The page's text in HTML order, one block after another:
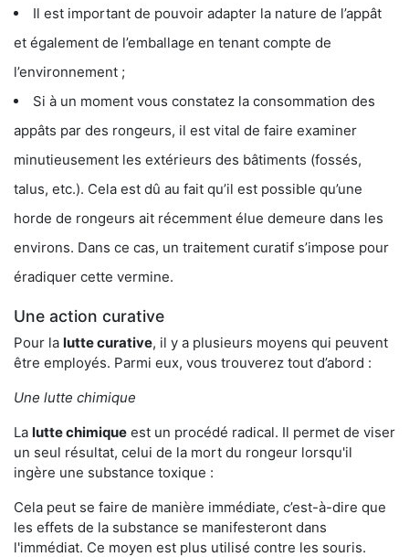
Il est important de pouvoir adapter la nature de l’appât
et également de l’emballage en tenant compte de
l’environnement ;
Si à un moment vous constatez la consommation des
appâts par des rongeurs, il est vital de faire examiner
minutieusement les extérieurs des bâtiments (fossés,
talus, etc.). Cela est dû au fait qu’il est possible qu’une
horde de rongeurs ait récemment élue demeure dans les
environs. Dans ce cas, un traitement curatif s’impose pour
éradiquer cette vermine.
Une action curative
Pour la lutte curative, il y a plusieurs moyens qui peuvent
être employés. Parmi eux, vous trouverez tout d’abord :
Une lutte chimique
La lutte chimique est un procédé radical. Il permet de viser
un seul résultat, celui de la mort du rongeur lorsqu'il
ingère une substance toxique :
Cela peut se faire de manière immédiate, c’est-à-dire que
les effets de la substance se manifesteront dans
l'immédiat. Ce moyen est plus utilisé contre les souris.